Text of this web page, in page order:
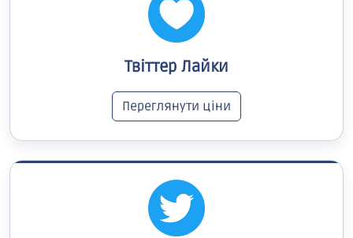
Твіттер Лайки
Переглянути ціни